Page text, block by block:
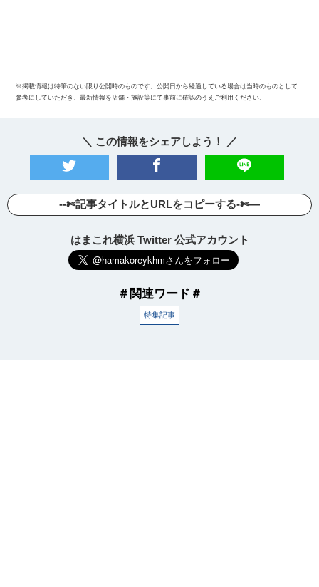
※掲載情報は特筆のない限り公開時のものです。公開日から経過している場合は当時のものとして
参考にしていただき、最新情報を店舗・施設等にて事前に確認のうえご利用ください。
＼ この情報をシェアしよう！ ／
--✄記事タイトルとURLをコピーする-✄—
はまこれ横浜 Twitter 公式アカウント
＃関連ワード＃
特集記事